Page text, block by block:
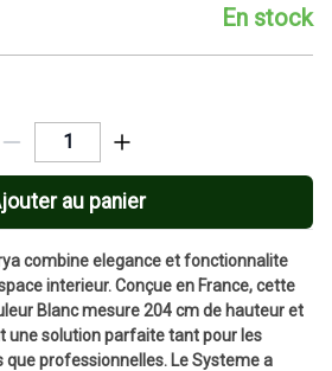
En stock
au panier
combine elegance et fonctionnalite
interieur. Conçue en France, cette
Blanc mesure 204 cm de hauteur et
une solution parfaite tant pour les
professionnelles. Le Systeme a